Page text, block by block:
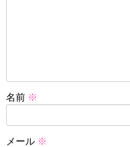
名前 ※
メール ※